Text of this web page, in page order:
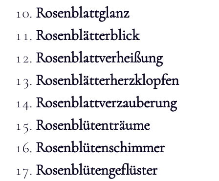
Rosenblattglanz
Rosenblätterblick
Rosenblattverheißung
Rosenblätterherzklopfen
Rosenblattverzauberung
Rosenblütenträume
Rosenblütenschimmer
Rosenblütengeflüster